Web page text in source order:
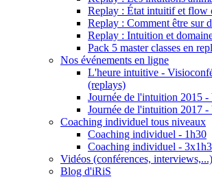
Replay : État intuitif et flow
Replay : Comment être sur
Replay : Intuition et
Pack 5 master classes en
Nos événements en ligne
L'heure intuitive -
(replays)
Journée de l'intuition 2015 -
Journée de l'intuition 2017 -
Coaching individuel tous niveaux
Coaching individuel - 1h30
Coaching individuel -
Vidéos (conférences, interviews,...)
Blog d'iRiS